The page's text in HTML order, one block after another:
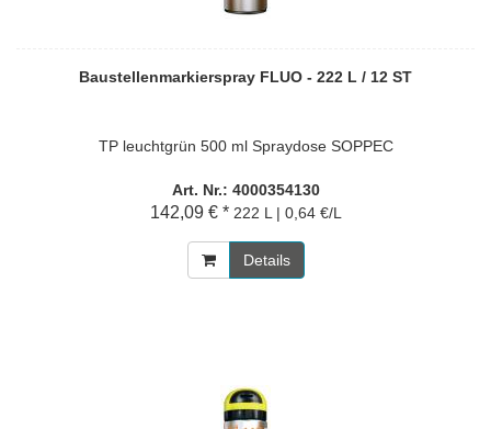
Baustellenmarkierspray FLUO - 222 L / 12 ST
TP leuchtgrün 500 ml Spraydose SOPPEC
Art. Nr.: 4000354130
142,09 € * 222 L | 0,64 €/L
Details